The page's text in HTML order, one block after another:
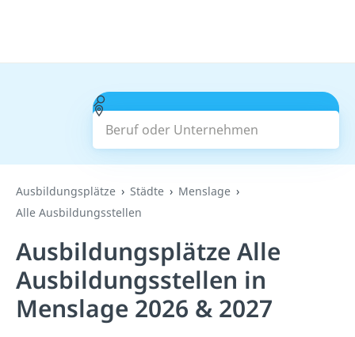
Beruf oder Unternehmen
Suchen
Ausbildungsplätze Städte
Menslage
Alle Ausbildungsstellen
Ausbildungsplätze Alle
Ausbildungsstellen in
Menslage 2026 & 2027